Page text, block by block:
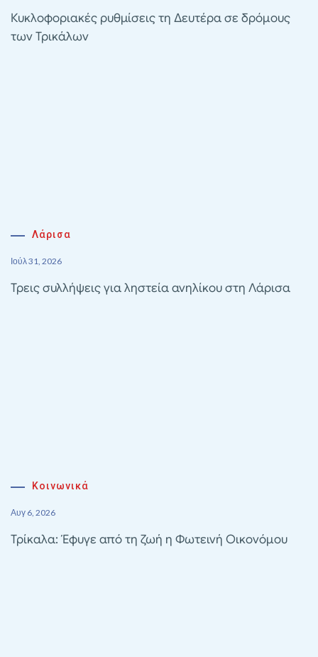
Κυκλοφοριακές ρυθμίσεις τη Δευτέρα σε δρόμους
των Τρικάλων
Λάρισα
Ιούλ 31, 2026
Τρεις συλλήψεις για ληστεία ανηλίκου στη Λάρισα
Κοινωνικά
Αυγ 6, 2026
Τρίκαλα: Έφυγε από τη ζωή η Φωτεινή Οικονόμου